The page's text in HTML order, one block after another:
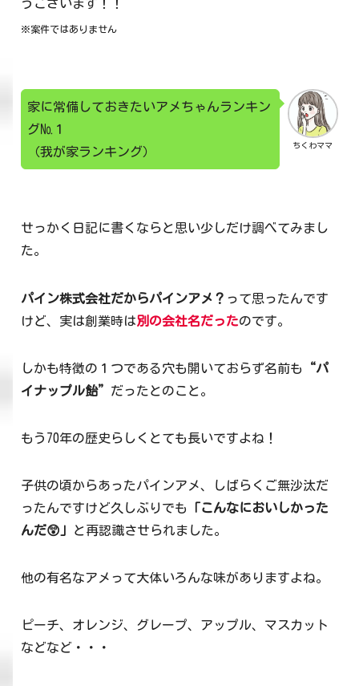
うございます！！
※案件ではありません
ちくわママ
家に常備しておきたいアメちゃんランキン
グ№１
（我が家ランキング）
せっかく日記に書くならと思い少しだけ調べてみまし
た。
パイン株式会社だからパインアメ？ って思ったんです
けど、実は創業時は別の会社名だったのです。
しかも特徴の１つである穴も開いておらず名前も
“パ
イナップル飴” だったとのこと。
もう70年の歴史らしくとても長いですよね！
子供の頃からあったパインアメ、しばらくご無沙汰だ
ったんですけど久しぶりでも
「こんなにおいしかった
んだ😲」
と再認識させられました。
他の有名なアメって大体いろんな味がありますよね。
ピーチ、オレンジ、グレープ、アップル、マスカット
などなど・・・